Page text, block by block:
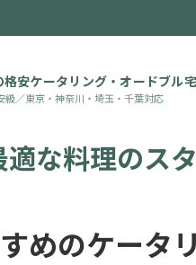
格安ケータリング・オードブル
級／東京・神奈川・埼玉・千葉対応
な料理のス
めのケータ